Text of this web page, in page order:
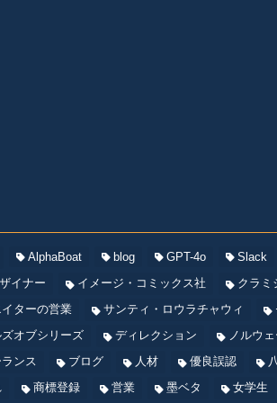
AlphaBoat blog GPT-4o Slack
イナー
イメージ・コミックス社
クラミ
ターの営業
サンティ・ロウラチャウィ
オブシリーズ
ディレクション ノルウェ
ンス
ブログ 人材 優良誤認
商標登録 営業 墨ベタ 女学生